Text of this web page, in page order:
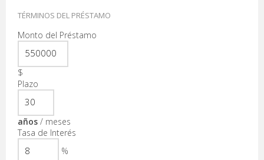
TÉRMINOS DEL PRÉSTAMO
Monto del Préstamo
$
Plazo
años / meses
Tasa de Interés
%